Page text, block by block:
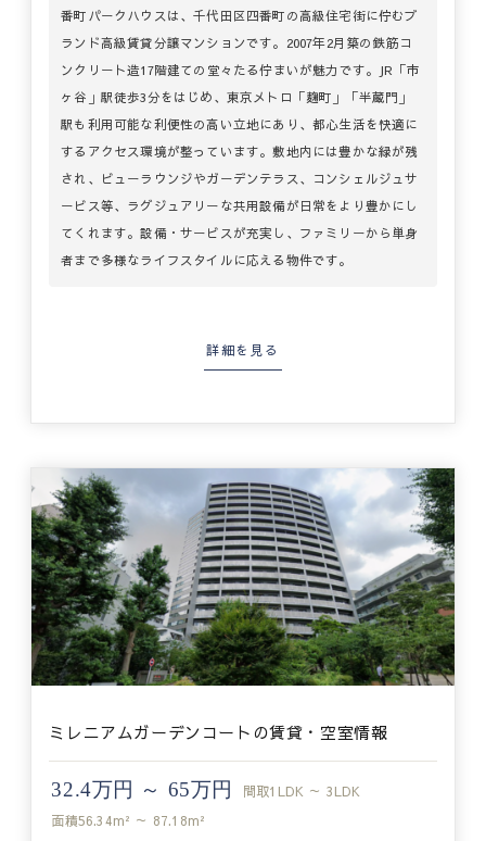
番町パークハウスは、千代田区四番町の高級住宅街に佇むブ
ランド高級賃貸分譲マンションです。2007年2月築の鉄筋コ
ンクリート造17階建ての堂々たる佇まいが魅力です。JR「市
ヶ谷」駅徒歩3分をはじめ、東京メトロ「麹町」「半蔵門」
駅も利用可能な利便性の高い立地にあり、都心生活を快適に
するアクセス環境が整っています。敷地内には豊かな緑が残
され、ビューラウンジやガーデンテラス、コンシェルジュサ
ービス等、ラグジュアリーな共用設備が日常をより豊かにし
てくれます。設備・サービスが充実し、ファミリーから単身
者まで多様なライフスタイルに応える物件です。
詳細を見る
ミレニアムガーデンコートの賃貸・空室情報
32.4万円 ～ 65万円 間取1LDK ～ 3LDK
面積56.34m² ～ 87.18m²